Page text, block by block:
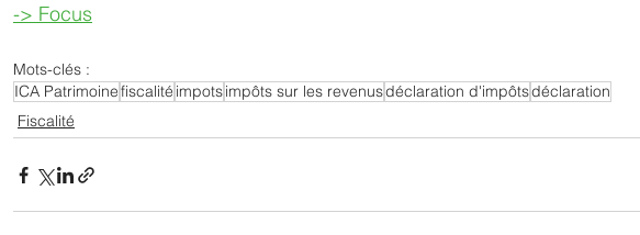
-> Focus
Mots-clés :
ICA Patrimoinefiscalité impotsimpôts sur les revenusdéclaration d'impôtsdéclaration
Fiscalité